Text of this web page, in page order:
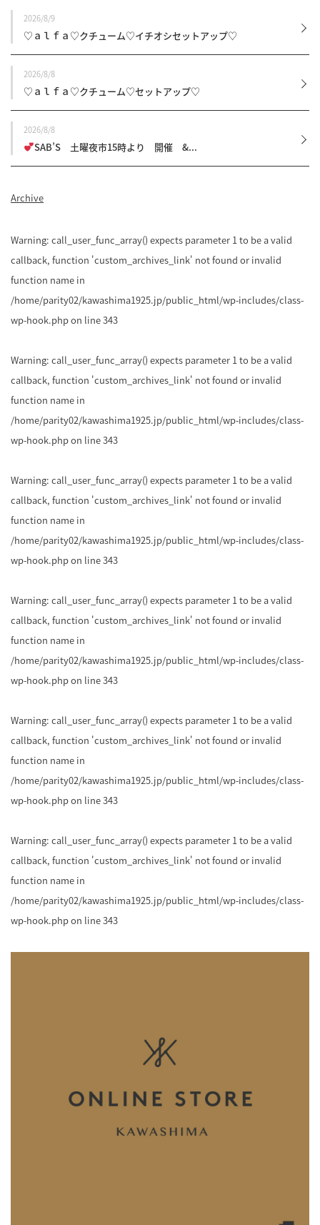
2026/8/9
♡ａｌｆａ♡クチューム♡イチオシセットアップ♡
2026/8/8
♡ａｌｆａ♡クチューム♡セットアップ♡
2026/8/8
SAB’S 土曜夜市15時より 開催 &...
Archive
Warning: call_user_func_array() expects parameter 1 to be a valid
callback, function 'custom_archives_link' not found or invalid
function name in
/home/parity02/kawashima1925.jp/public_html/wp-includes/class-
wp-hook.phpon line343
Warning: call_user_func_array() expects parameter 1 to be a valid
callback, function 'custom_archives_link' not found or invalid
function name in
/home/parity02/kawashima1925.jp/public_html/wp-includes/class-
wp-hook.phpon line343
Warning: call_user_func_array() expects parameter 1 to be a valid
callback, function 'custom_archives_link' not found or invalid
function name in
/home/parity02/kawashima1925.jp/public_html/wp-includes/class-
wp-hook.phpon line343
Warning: call_user_func_array() expects parameter 1 to be a valid
callback, function 'custom_archives_link' not found or invalid
function name in
/home/parity02/kawashima1925.jp/public_html/wp-includes/class-
wp-hook.phpon line343
Warning: call_user_func_array() expects parameter 1 to be a valid
callback, function 'custom_archives_link' not found or invalid
function name in
/home/parity02/kawashima1925.jp/public_html/wp-includes/class-
wp-hook.phpon line343
Warning: call_user_func_array() expects parameter 1 to be a valid
callback, function 'custom_archives_link' not found or invalid
function name in
/home/parity02/kawashima1925.jp/public_html/wp-includes/class-
wp-hook.phpon line343